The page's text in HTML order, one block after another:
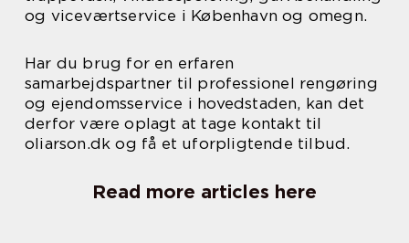
og viceværtservice i København og omegn.
Har du brug for en erfaren
samarbejdspartner til professionel rengøring
og ejendomsservice i hovedstaden, kan det
derfor være oplagt at tage kontakt til
oliarson.dk og få et uforpligtende tilbud.
Read more articles here